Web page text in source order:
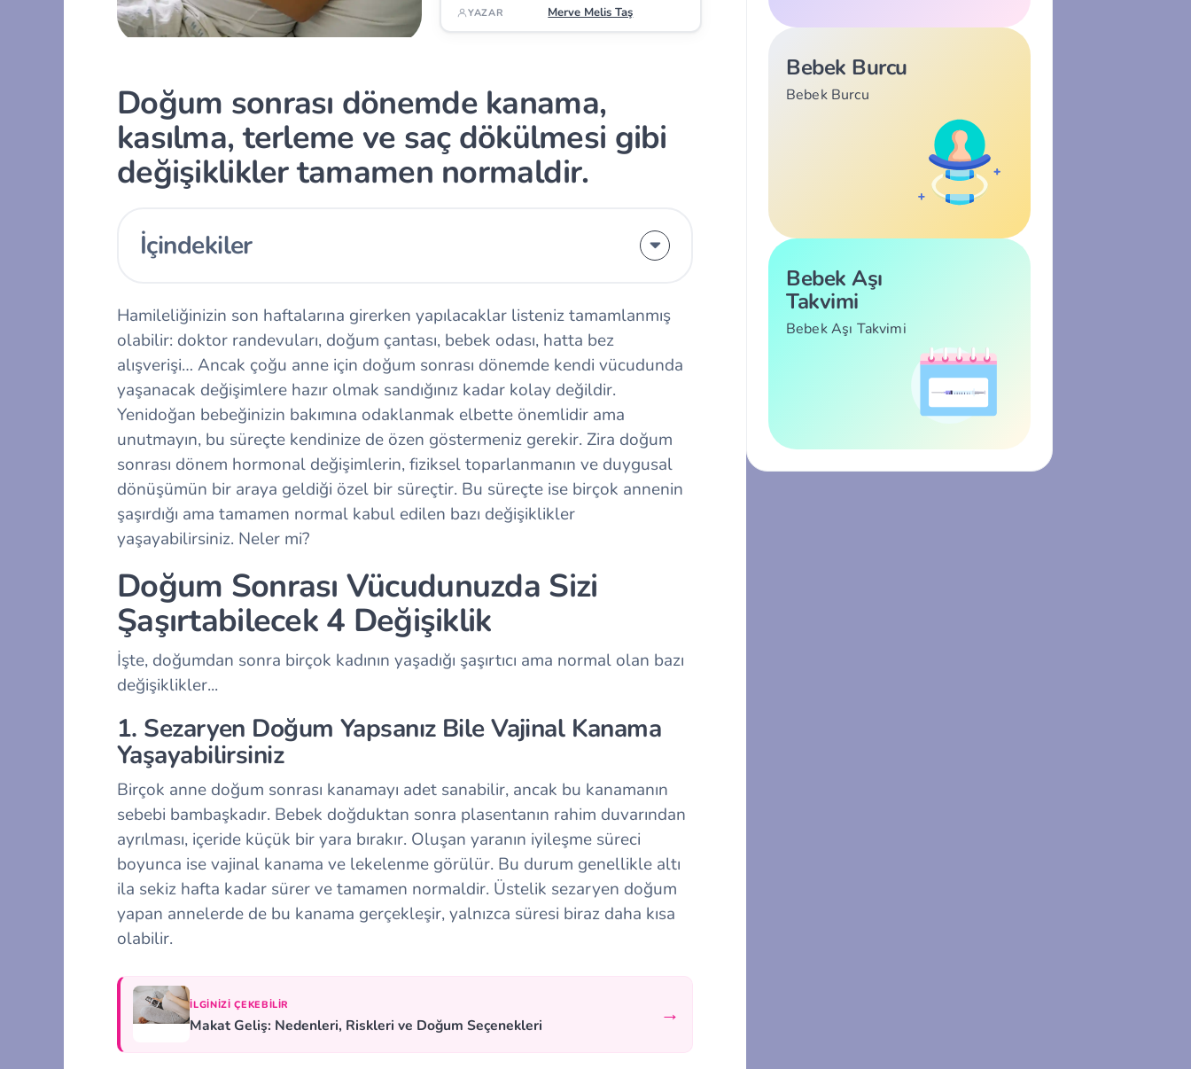
YAZAR Merve Melis Taş
Doğum sonrası dönemde kanama,
kasılma, terleme ve saç dökülmesi gibi
değişiklikler tamamen normaldir.
İçindekiler
Hamileliğinizin son haftalarına girerken yapılacaklar listeniz tamamlanmış
olabilir: doktor randevuları, doğum çantası, bebek odası, hatta bez
alışverişi… Ancak çoğu anne için doğum sonrası dönemde kendi vücudunda
yaşanacak değişimlere hazır olmak sandığınız kadar kolay değildir.
Yenidoğan bebeğinizin bakımına odaklanmak elbette önemlidir ama
unutmayın, bu süreçte kendinize de özen göstermeniz gerekir. Zira doğum
sonrası dönem hormonal değişimlerin, fiziksel toparlanmanın ve duygusal
dönüşümün bir araya geldiği özel bir süreçtir. Bu süreçte ise birçok annenin
şaşırdığı ama tamamen normal kabul edilen bazı değişiklikler
yaşayabilirsiniz. Neler mi?
Doğum Sonrası Vücudunuzda Sizi
Şaşırtabilecek 4 Değişiklik
İşte, doğumdan sonra birçok kadının yaşadığı şaşırtıcı ama normal olan bazı
değişiklikler...
1. Sezaryen Doğum Yapsanız Bile Vajinal Kanama
Yaşayabilirsiniz
Birçok anne doğum sonrası kanamayı adet sanabilir, ancak bu kanamanın
sebebi bambaşkadır. Bebek doğduktan sonra plasentanın rahim duvarından
ayrılması, içeride küçük bir yara bırakır. Oluşan yaranın iyileşme süreci
boyunca ise vajinal kanama ve lekelenme görülür. Bu durum genellikle altı
ila sekiz hafta kadar sürer ve tamamen normaldir. Üstelik sezaryen doğum
yapan annelerde de bu kanama gerçekleşir, yalnızca süresi biraz daha kısa
olabilir.
İLGINIZI ÇEKEBILIR
Makat Geliş: Nedenleri, Riskleri ve Doğum Seçenekleri →
Bebek Burcu
Bebek Burcu
Bebek Aşı
Takvimi
Bebek Aşı Takvimi